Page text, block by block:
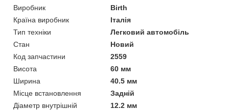
Виробник
Birth
Країна виробник
Італія
Тип техніки
Легковий автомобіль
Стан
Новий
Код запчастини
2559
Висота
60 мм
Ширина
40.5 мм
Місце встановлення
Задній
Діаметр внутрішній
12.2 мм